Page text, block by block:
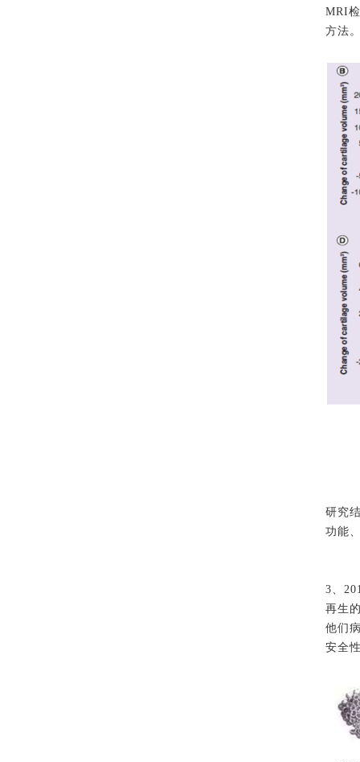
MRI
方法
研究
功能
3、
再生
他们
安全